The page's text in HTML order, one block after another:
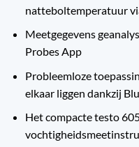
natteboltemperatuur
Meetgegevens
Probes App
Probleemloze
elkaar liggen dankzij
Het compacte testo